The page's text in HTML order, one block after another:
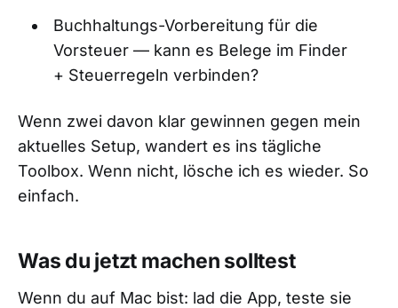
Buchhaltungs-Vorbereitung für die
Vorsteuer — kann es Belege im Finder
+ Steuerregeln verbinden?
Wenn zwei davon klar gewinnen gegen mein
aktuelles Setup, wandert es ins tägliche
Toolbox. Wenn nicht, lösche ich es wieder. So
einfach.
Was du jetzt machen solltest
Wenn du auf Mac bist: lad die App, teste sie